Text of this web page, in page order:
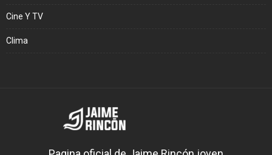
Cine Y TV
Clima